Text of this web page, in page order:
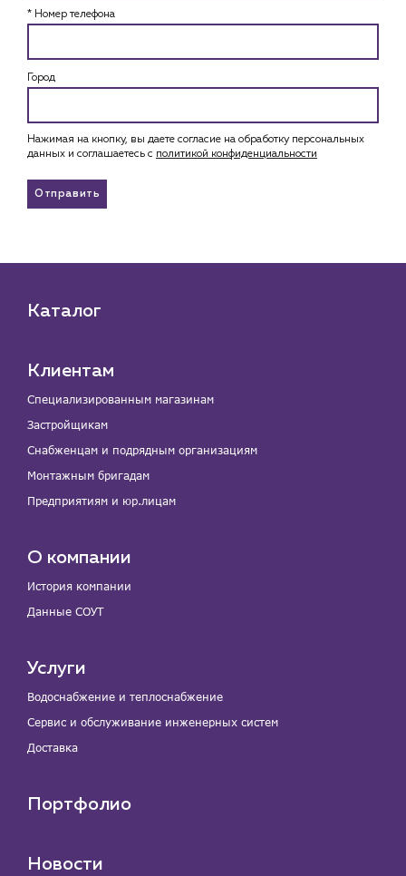
* Номер телефона
Город
Нажимая на кнопку, вы даете согласие на обработку персональных
данных и соглашаетесь c политикой конфиденциальности
Отправить
Каталог
Клиентам
Специализированным магазинам
Застройщикам
Снабженцам и подрядным организациям
Монтажным бригадам
Предприятиям и юр.лицам
О компании
История компании
Данные СОУТ
Услуги
Водоснабжение и теплоснабжение
Сервис и обслуживание инженерных систем
Доставка
Портфолио
Новости